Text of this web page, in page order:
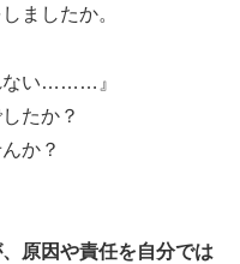
ましたか。
ない………』
たか？
か？
原因や責任を自分では